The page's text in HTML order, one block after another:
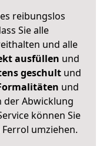
reibungslos
Sie alle
und alle
ausfüllen und
geschult und
und
der Abwicklung
können Sie
umziehen.